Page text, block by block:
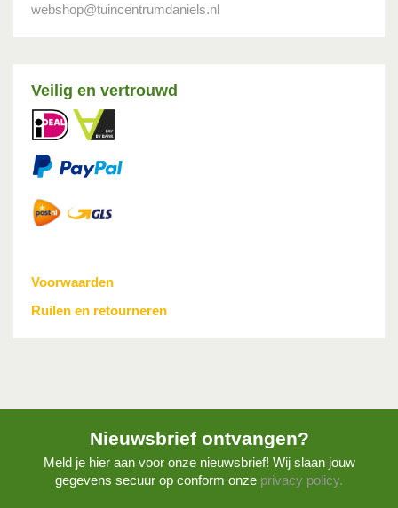
webshop@tuincentrumdaniels.nl
Veilig en vertrouwd
Voorwaarden
Ruilen en retourneren
Nieuwsbrief ontvangen?
Meld je hier aan voor onze nieuwsbrief! Wij slaan jouw
gegevens secuur op conform onze privacy policy.